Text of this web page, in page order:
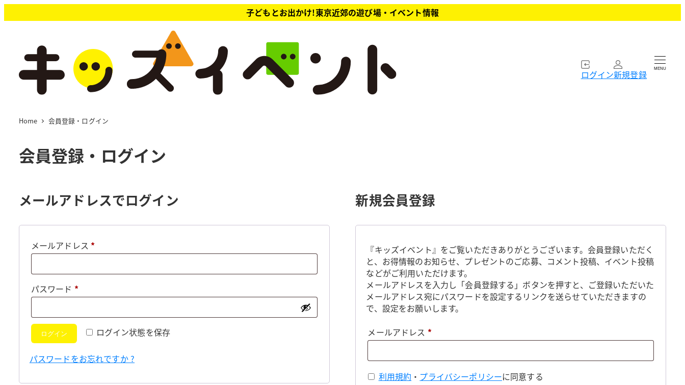
イ
子どもとお出かけ!東京近郊の遊び場・イベント情報
ログイン新規登録 MENU
Home 会員登録・ログイン
会員登録・ログイン
メールアドレスでログイン
メールアドレス *必
パスワード *必
ログイン状態を保存
ログイン
パスワードをお忘れですか ?
新規会員登録
『キッズイベント』をご覧いただきありがとうございます。会員登録いただく
と、お得情報のお知らせ、プレゼントのご応募、コメント投稿、イベント投稿
などがご利用いただけます。
メールアドレスを入力し「会員登録する」ボタンを押すと、ご登録いただいた
メールアドレス宛にパスワードを設定するリンクを送らせていただきますの
で、設定をお願いします。
メールアドレス *必
利用規約 ・ プライバシーポリシーに同意する